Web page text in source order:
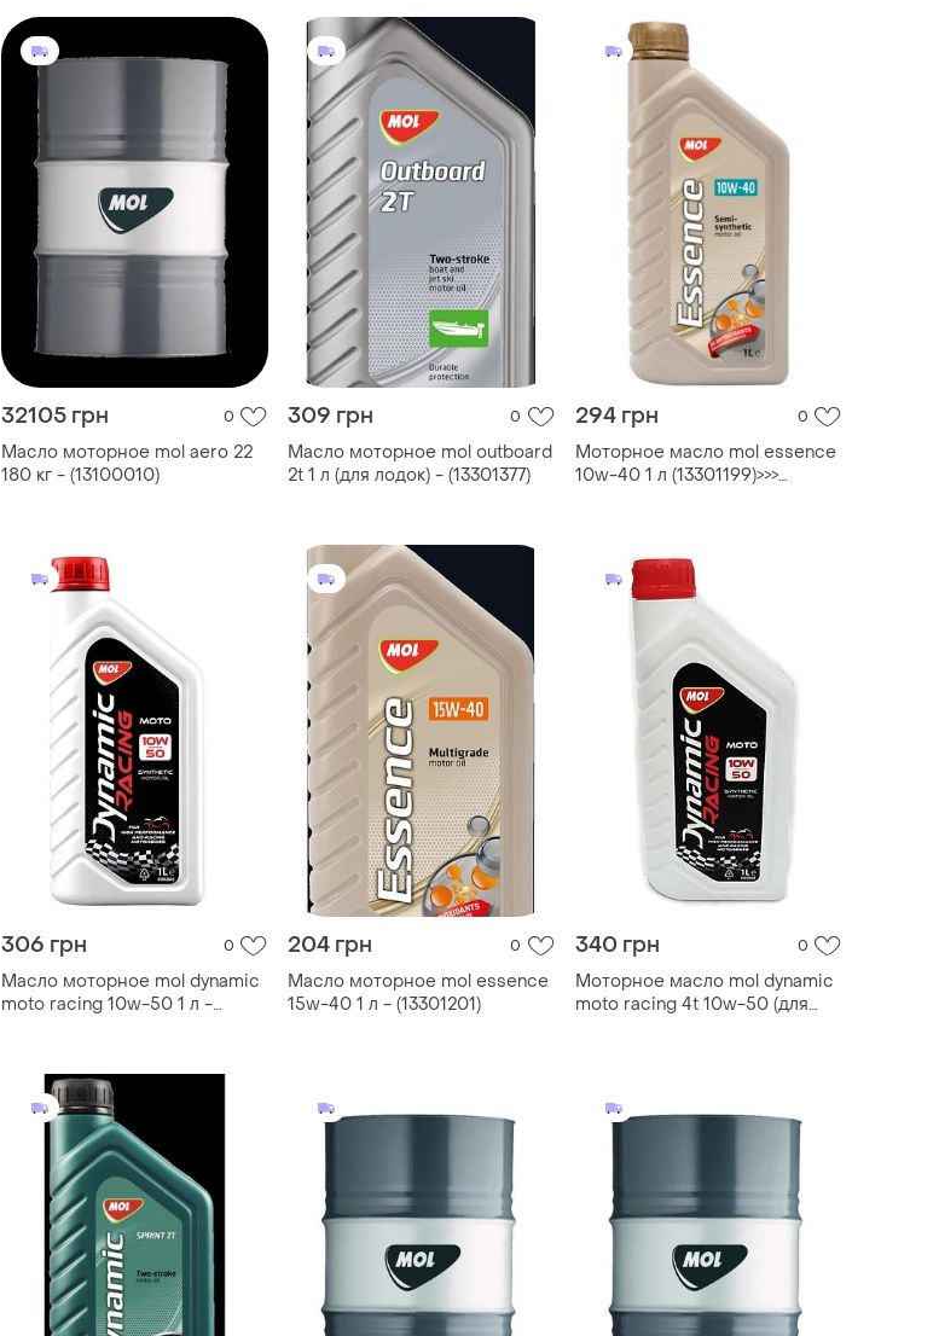
промышленного оборудова
32105 грн 0
Масло моторное mol aero 22
180 кг - (13100010)
309 грн 0
Масло моторное mol outboard
2t 1 л (для лодок) - (13301377)
294 грн 0
Моторное масло mol essence
10w-40 1 л (13301199)>>>
306 грн 0
Масло моторное mol dynamic
moto racing 10w-50 1 л -
204 грн 0
Масло моторное mol essence
15w-40 1 л - (13301201)
340 грн 0
Моторное масло mol dynamic
moto racing 4t 10w-50 (для